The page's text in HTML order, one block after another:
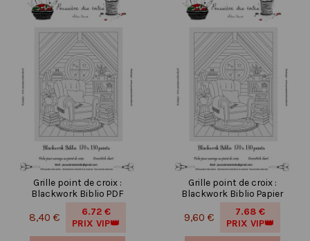
Grille point de croix :
Blackwork Biblio PDF
8,40 €
6.72 €
PRIX VIP👑
Grille point de croix :
Blackwork Biblio Papier
9,60 €
7.68 €
PRIX VIP👑